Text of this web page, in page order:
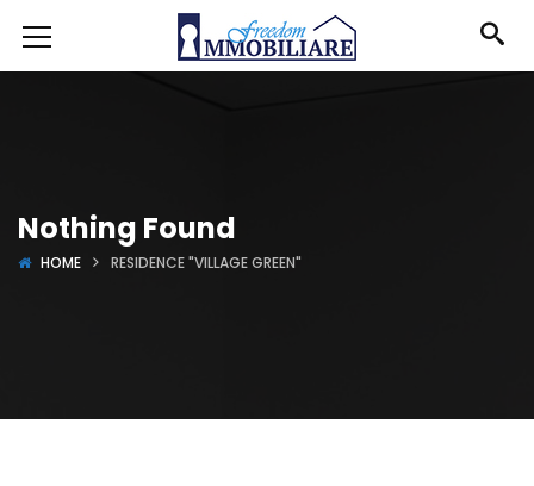
Nothing Found
HOME RESIDENCE "VILLAGE GREEN"